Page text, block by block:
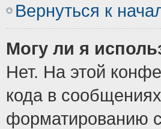
Вернуться к
Могу ли я
Нет. На этой
кода в
форматированию